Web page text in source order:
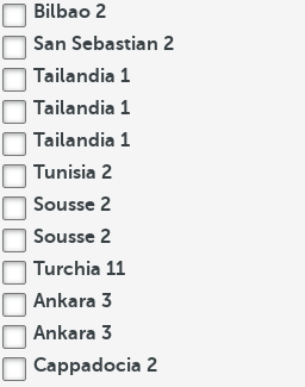
Bilbao 2
San Sebastian 2
Tailandia 1
Tailandia 1
Tailandia 1
Tunisia 2
Sousse 2
Sousse 2
Turchia 11
Ankara 3
Ankara 3
Cappadocia 2